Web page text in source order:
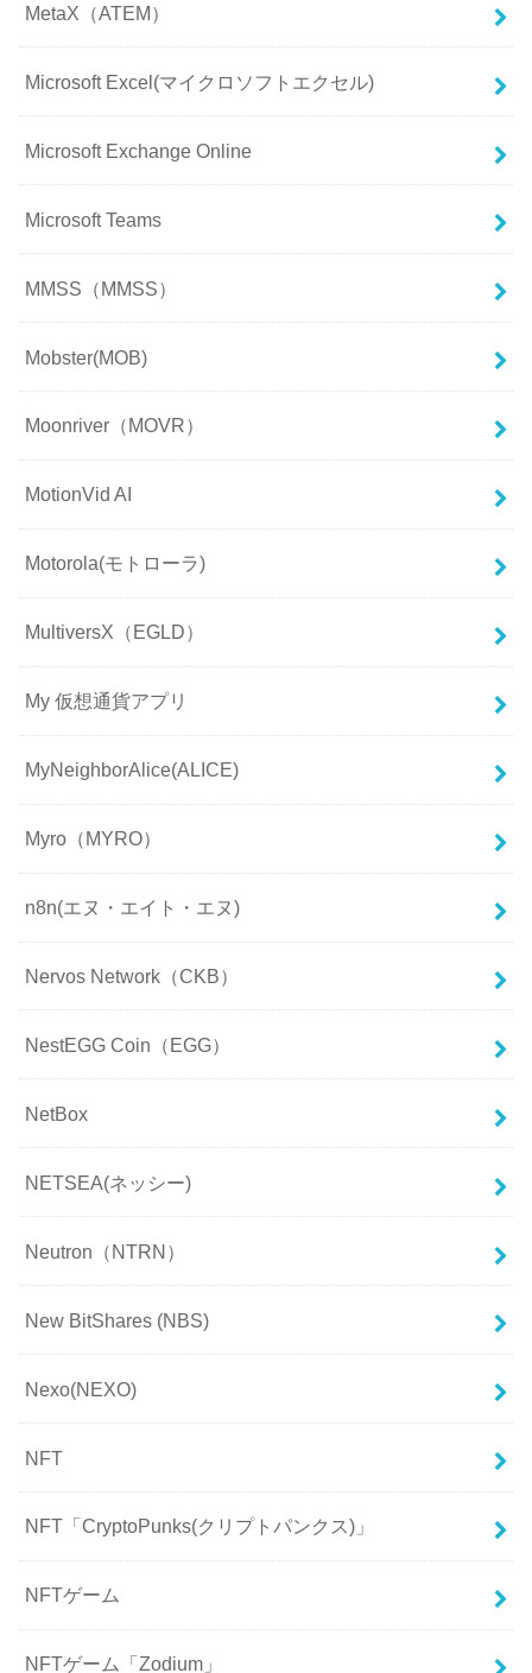
MetaX（ATEM）
Microsoft Excel(マイクロソフトエクセル)
Microsoft Exchange Online
Microsoft Teams
MMSS（MMSS）
Mobster(MOB)
Moonriver（MOVR）
MotionVid AI
Motorola(モトローラ)
MultiversX（EGLD）
My 仮想通貨アプリ
MyNeighborAlice(ALICE)
Myro（MYRO）
n8n(エヌ・エイト・エヌ)
Nervos Network（CKB）
NestEGG Coin（EGG）
NetBox
NETSEA(ネッシー)
Neutron（NTRN）
New BitShares (NBS)
Nexo(NEXO)
NFT
NFT「CryptoPunks(クリプトパンクス)」
NFTゲーム
NFTゲーム「Zodium」